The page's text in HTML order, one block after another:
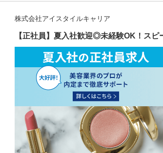
株式会社アイスタイルキャリア
【正社員】夏入社歓迎◎未経験OK！ス